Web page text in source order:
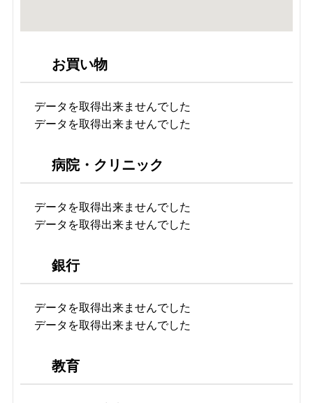
お買い物
データを取得出来ませんでした
データを取得出来ませんでした
病院・クリニック
データを取得出来ませんでした
データを取得出来ませんでした
銀行
データを取得出来ませんでした
データを取得出来ませんでした
教育